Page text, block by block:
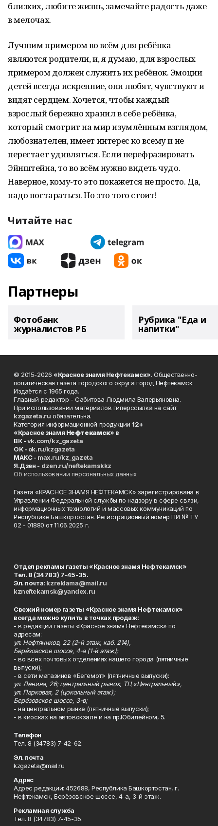
близких, любите жизнь, замечайте радость даже
в мелочах.
Лучшим примером во всём для ребёнка
являются родители, и, я думаю, для взрослых
примером должен служить их ребёнок. Эмоции
детей всегда искренние, они любят, чувствуют и
видят сердцем. Хочется, чтобы каждый
взрослый бережно хранил в себе ребёнка,
который смотрит на мир изумлённым взглядом,
любознателен, имеет интерес ко всему и не
перестает удивляться. Если перефразировать
Эйнштейна, то во всём нужно видеть чудо.
Наверное, кому-то это покажется не просто. Да,
надо постараться. Но это того стоит!
Читайте нас
Партнеры
Фотобанк
журналистов РБ
Рубрика "Еда и
напитки"
© 2015-2026 «Красное знамя Нефтекамск». Общественно-
политическая газета городского округа город Нефтекамск.
Издаётся с 1965 года.
Главный редактор - Сабитова Людмила Валерьяновна.
При использовании материалов гиперссылка на сайт
kzgazeta.ru обязательна.
Категория информационной продукции 12+
«Красное знамя Нефтекамск» в
ВК -vk.com/kz_gazeta
ОК - ok.ru/kzgazeta
MAKC - max.ru/kz_gazeta
Я.Дзен - dzen.ru/neftekamskkz
Об использовании персональных данных
Газета «КРАСНОЕ ЗНАМЯ НЕФТЕКАМСК» зарегистрирована в
Управлении Федеральной службы по надзору в сфере связи,
информационных технологий и массовых коммуникаций по
Республике Башкортостан. Регистрационный номер ПИ № ТУ
02 - 01880 от 11.06.2025 г.
Отдел рекламы газеты «Красное знамя Нефтекамск»
Тел. 8 (34783) 7-45-35.
Эл. почта: kzreklama@mail.ru
kzneftekamsk@yandex.ru
Свежий номер газеты «Красное знамя Нефтекамск»
всегда можно купить в точках продаж:
- в редакции газеты «Красное знамя Нефтекамск» по
адресам:
ул. Нефтяников, 22 (2-й этаж, каб. 214),
Берёзовское шоссе, 4-а (1-й этаж);
- во всех почтовых отделениях нашего города (пятничные
выпуски);
- в сети магазинов «Бегемот» (пятничные выпуски):
ул. Ленина, 26; центральный рынок, ТЦ «Центральный»,
ул. Парковая, 2 (цокольный этаж);
Берёзовское шоссе, 3-в;
- на центральном рынке (пятничные выпуски);
- в киосках на автовокзале и на пр.Юбилейном, 5.
Телефон
Тел. 8 (34783) 7-42-62.
Эл. почта
kzgazeta@mail.ru
Адрес
Адрес редакции: 452688, Республика Башкортостан, г.
Нефтекамск, Берёзовское шоссе, 4-а, 3-й этаж.
Рекламная служба
Тел. 8 (34783) 7-45-35.